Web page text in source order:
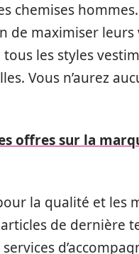
chemises
de maximiser
les styles
Vous n’aurez
offres sur la
la qualité et les
de dernière